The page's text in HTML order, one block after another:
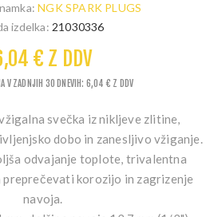
NGK SPARK PLUGS
izdelka: 21030336
€ Z DDV
V ZADNJIH 30 DNEVIH: 6,04 € Z DDV
svečka iz nikljeve zlitine,
dobo in zanesljivo vžiganje.
odvajanje toplote, trivalentna
preprečevati korozijo in zagrizenje
navoja.